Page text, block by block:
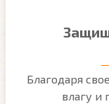
Благодаря
влагу и